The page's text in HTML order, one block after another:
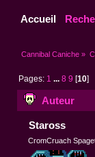
Accueil
Cannibal Caniche »
Pages: 1 ...8 9 [10]
Auteur
Staross
CromCruach